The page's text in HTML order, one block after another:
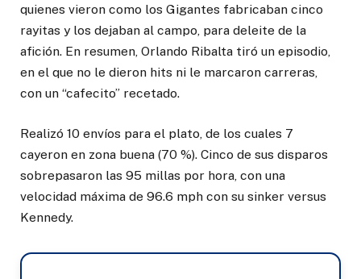
quienes vieron como los Gigantes fabricaban cinco
rayitas y los dejaban al campo, para deleite de la
afición. En resumen, Orlando Ribalta tiró un episodio,
en el que no le dieron hits ni le marcaron carreras,
con un “cafecito” recetado.
Realizó 10 envíos para el plato, de los cuales 7
cayeron en zona buena (70 %). Cinco de sus disparos
sobrepasaron las 95 millas por hora, con una
velocidad máxima de 96.6 mph con su sinker versus
Kennedy.